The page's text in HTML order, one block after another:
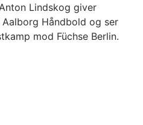
Lindskog giver
Håndbold og ser
mod Füchse Berlin.